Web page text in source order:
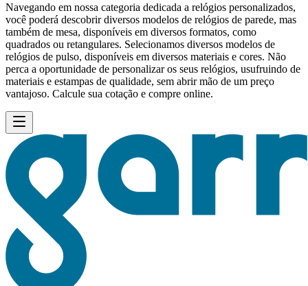
Navegando em nossa categoria dedicada a relógios personalizados,
você poderá descobrir diversos modelos de relógios de parede, mas
também de mesa, disponíveis em diversos formatos, como
quadrados ou retangulares. Selecionamos diversos modelos de
relógios de pulso, disponíveis em diversos materiais e cores. Não
perca a oportunidade de personalizar os seus relógios, usufruindo de
materiais e estampas de qualidade, sem abrir mão de um preço
vantajoso. Calcule sua cotação e compre online.